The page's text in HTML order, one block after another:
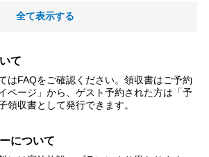
全て表示する
て
はFAQをご確認ください。領収書はご予約
ページ」から、ゲスト予約された方は「予
領収書として発行できます。
について